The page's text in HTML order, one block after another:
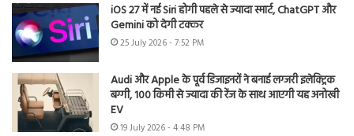
iOS 27 में नई Siri होगी पहले से ज्यादा स्मार्ट, ChatGPT और
Gemini को देगी टक्कर
25 July 2026 - 7:52 PM
Audi और Apple के पूर्व डिजाइनरों ने बनाई लग्जरी इलेक्ट्रिक
बग्गी, 100 किमी से ज्यादा की रेंज के साथ आएगी यह अनोखी
EV
19 July 2026 - 4:48 PM